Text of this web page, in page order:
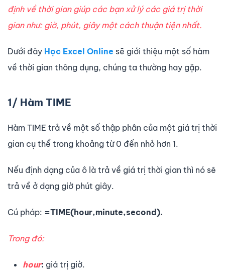
định về thời gian giúp các bạn xử lý các giá trị thời
gian như: giờ, phút, giây một cách thuận tiện nhất.
Dưới đây Học Excel Online sẽ giới thiệu một số hàm
về thời gian thông dụng, chúng ta thường hay gặp.
1/ Hàm TIME
Hàm TIME trả về một số thập phân của một giá trị thời
gian cụ thể trong khoảng từ 0 đến nhỏ hơn 1.
Nếu định dạng của ô là trả về giá trị thời gian thì nó sẽ
trả về ở dạng giờ phút giây.
Cú pháp: =TIME(hour,minute,second).
Trong đó:
hour: giá trị giờ.